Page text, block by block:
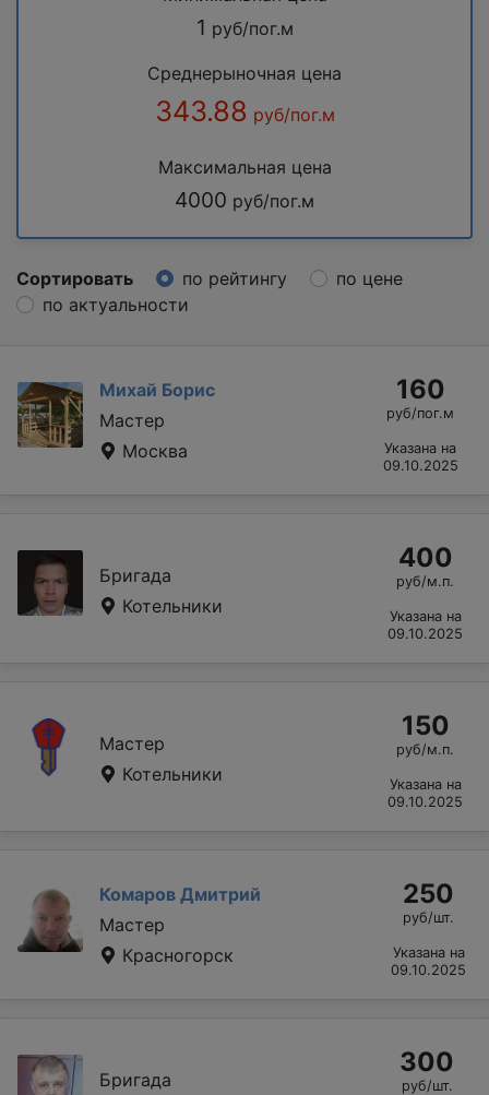
1 руб/пог.м
Среднерыночная цена
343.88 руб/пог.м
Максимальная цена
4000 руб/пог.м
Сортировать по рейтингу
по цене
по актуальности
Михай Борис
Мастер
Москва
160
руб/пог.м
Указана на
09.10.2025
Бригада
Котельники
400
руб/м.п.
Указана на
09.10.2025
Мастер
Котельники
150
руб/м.п.
Указана на
09.10.2025
Комаров Дмитрий
Мастер
Красногорск
250
руб/шт.
Указана на
09.10.2025
Бригада
300
руб/шт.